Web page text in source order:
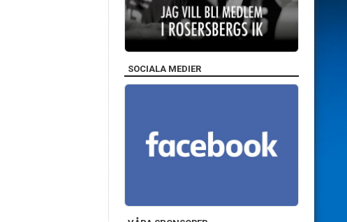
SOCIALA MEDIER